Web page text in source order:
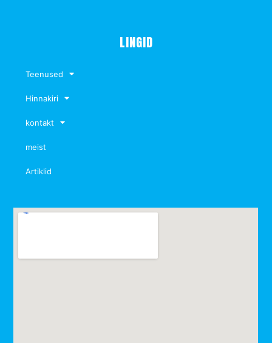
LINGID
Teenused
Hinnakiri
kontakt
meist
Artiklid